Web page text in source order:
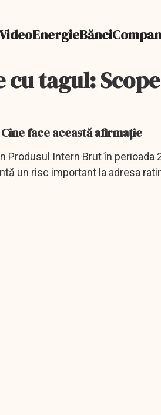
EnergieBănci
tagul:
face această afirmație
Produsul Intern Brut în perioada
un risc important la adresa